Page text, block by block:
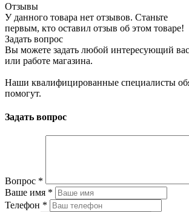
Отзывы
У данного товара нет отзывов. Станьте
первым, кто оставил отзыв об этом товаре!
Задать вопрос
Вы можете задать любой интересующий
или работе магазина.
Наши квалифицированные специалисты
помогут.
Задать вопрос
Вопрос *
Ваше имя *
Телефон *